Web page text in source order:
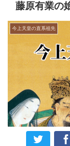
藤原有業の
今上天皇の直系祖先